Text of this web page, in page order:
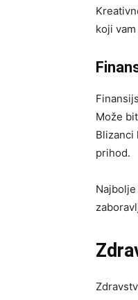
koji
Može
Blizanci
prihod.